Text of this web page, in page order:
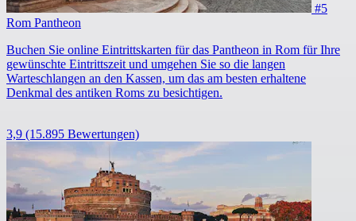
#5
Rom Pantheon
Buchen Sie online Eintrittskarten für das Pantheon in Rom für Ihre
gewünschte Eintrittszeit und umgehen Sie so die langen
Warteschlangen an den Kassen, um das am besten erhaltene
Denkmal des antiken Roms zu besichtigen.
3,9 (15.895 Bewertungen)